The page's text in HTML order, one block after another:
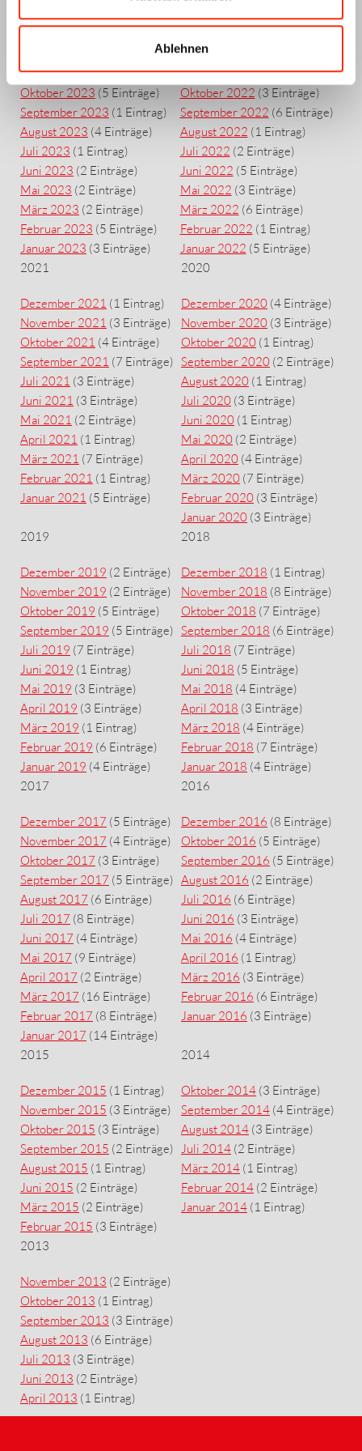
Ablehnen
2023
(4 Einträge)
November 2023(5 Einträge)
Oktober 2023 (5 Einträge)
September 2023 (1 Eintrag)
August 2023 (4 Einträge)
Juli 2023 (1 Eintrag)
Juni 2023 (2 Einträge)
Mai 2023 (2 Einträge)
März 2023 (2 Einträge)
Februar 2023 (5 Einträge)
Januar 2023 (3 Einträge)
2022
Dezember 2022
November 2022(1 Eintrag)
Oktober 2022 (3 Einträge)
September 2022 (6 Einträge)
August 2022 (1 Eintrag)
Juli 2022 (2 Einträge)
Juni 2022 (5 Einträge)
Mai 2022 (3 Einträge)
März 2022 (6 Einträge)
Februar 2022 (1 Eintrag)
Januar 2022 (5 Einträge)
2021
Dezember 2021 (1 Eintrag)
November 2021 (3 Einträge)
Oktober 2021 (4 Einträge)
September 2021 (7 Einträge)
Juli 2021 (3 Einträge)
Juni 2021 (3 Einträge)
Mai 2021 (2 Einträge)
April 2021 (1 Eintrag)
März 2021 (7 Einträge)
Februar 2021 (1 Eintrag)
Januar 2021 (5 Einträge)
2020
Dezember 2020 (4 Einträge)
November 2020 (3 Einträge)
Oktober 2020 (1 Eintrag)
September 2020 (2 Einträge)
August 2020 (1 Eintrag)
Juli 2020 (3 Einträge)
Juni 2020 (1 Eintrag)
Mai 2020 (2 Einträge)
April 2020 (4 Einträge)
März 2020 (7 Einträge)
Februar 2020 (3 Einträge)
Januar 2020 (3 Einträge)
2019
Dezember 2019 (2 Einträge)
November 2019 (2 Einträge)
Oktober 2019 (5 Einträge)
September 2019 (5 Einträge)
Juli 2019 (7 Einträge)
Juni 2019 (1 Eintrag)
Mai 2019 (3 Einträge)
April 2019 (3 Einträge)
März 2019 (1 Eintrag)
Februar 2019 (6 Einträge)
Januar 2019 (4 Einträge)
2018
Dezember 2018 (1 Eintrag)
November 2018 (8 Einträge)
Oktober 2018 (7 Einträge)
September 2018 (6 Einträge)
Juli 2018 (7 Einträge)
Juni 2018 (5 Einträge)
Mai 2018 (4 Einträge)
April 2018 (3 Einträge)
März 2018 (4 Einträge)
Februar 2018 (7 Einträge)
Januar 2018 (4 Einträge)
2017
Dezember 2017 (5 Einträge)
November 2017 (4 Einträge)
Oktober 2017 (3 Einträge)
September 2017 (5 Einträge)
August 2017 (6 Einträge)
Juli 2017 (8 Einträge)
Juni 2017 (4 Einträge)
Mai 2017 (9 Einträge)
April 2017 (2 Einträge)
März 2017 (16 Einträge)
Februar 2017 (8 Einträge)
Januar 2017 (14 Einträge)
2016
Dezember 2016 (8 Einträge)
Oktober 2016 (5 Einträge)
September 2016 (5 Einträge)
August 2016 (2 Einträge)
Juli 2016 (6 Einträge)
Juni 2016 (3 Einträge)
Mai 2016 (4 Einträge)
April 2016 (1 Eintrag)
März 2016 (3 Einträge)
Februar 2016 (6 Einträge)
Januar 2016 (3 Einträge)
2015
Dezember 2015 (1 Eintrag)
November 2015 (3 Einträge)
Oktober 2015 (3 Einträge)
September 2015 (2 Einträge)
August 2015 (1 Eintrag)
Juni 2015 (2 Einträge)
März 2015 (2 Einträge)
Februar 2015 (3 Einträge)
2014
Oktober 2014 (3 Einträge)
September 2014 (4 Einträge)
August 2014 (3 Einträge)
Juli 2014 (2 Einträge)
März 2014 (1 Eintrag)
Februar 2014 (2 Einträge)
Januar 2014 (1 Eintrag)
2013
November 2013 (2 Einträge)
Oktober 2013 (1 Eintrag)
September 2013 (3 Einträge)
August 2013 (6 Einträge)
Juli 2013 (3 Einträge)
Juni 2013 (2 Einträge)
April 2013 (1 Eintrag)